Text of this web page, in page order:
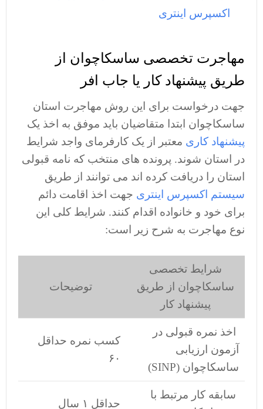
اکسپرس اینتری
مهاجرت تخصصی ساسکاچوان از
طریق پیشنهاد کار یا جاب افر
جهت درخواست برای این روش مهاجرت استان
ساسکاچوان ابتدا متقاضیان باید موفق به اخذ یک
پیشنهاد کاری معتبر از یک کارفرمای واجد شرایط
در استان شوند. پرونده های منتخب که نامه قبولی
استان را دریافت کرده اند می توانند از طریق
سیستم اکسپرس اینتری جهت اخذ اقامت دائم
برای خود و خانواده اقدام کنند. شرایط کلی این
نوع مهاجرت به شرح زیر است:
شرایط تخصصی
ساسکاچوان از طریق
پیشنهاد کار
توضیحات
اخذ نمره قبولی در
آزمون ارزیابی
ساسکاچوان (SINP)
کسب نمره حداقل
۶۰
سابقه کار مرتبط با
حداقل ۱ سال